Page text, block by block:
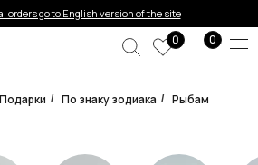
0
0
orders go to English version of the site
Подарки / По знаку зодиака / Рыбам